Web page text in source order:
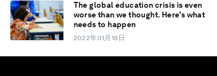
The global education crisis is even
worse than we thought. Here's what
needs to happen
2022年01月16日